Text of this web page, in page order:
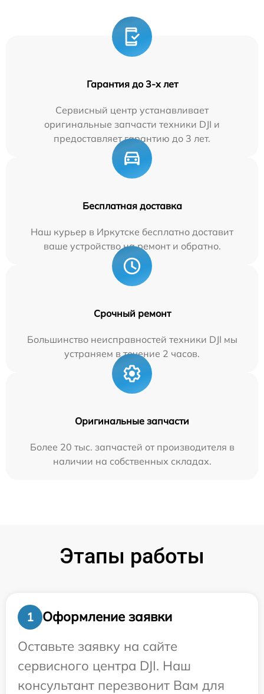
Гарантия до 3-х лет
Сервисный центр устанавливает
оригинальные запчасти техники DJI и
предоставляет гарантию до 3 лет.
Бесплатная доставка
Наш курьер в Иркутске бесплатно доставит
ваше устройство на ремонт и обратно.
Срочный ремонт
Большинство неисправностей техники DJI мы
устраняем в течение 2 часов.
Оригинальные запчасти
Более 20 тыс. запчастей от производителя в
наличии на собственных складах.
Этапы работы
1
Оформление заявки
Оставьте заявку на сайте
сервисного центра DJI. Наш
консультант перезвонит Вам для